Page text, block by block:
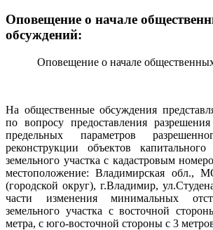
Оповещение о начале
обсуждений:
Оповещение о начале
На общественные обсуждения
по вопросу предоставления
предельных параметров
реконструкции объектов капитального
земельного участка с кадастровым
местоположение: Владимирская обл.,
(городской округ), г.Владимир,
части изменения минимальных
земельного участка с восточной
метра, с юго-восточной стороны с 3